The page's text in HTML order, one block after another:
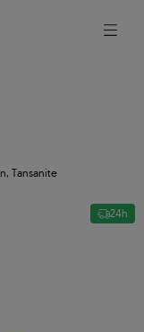
Tansanite
24h